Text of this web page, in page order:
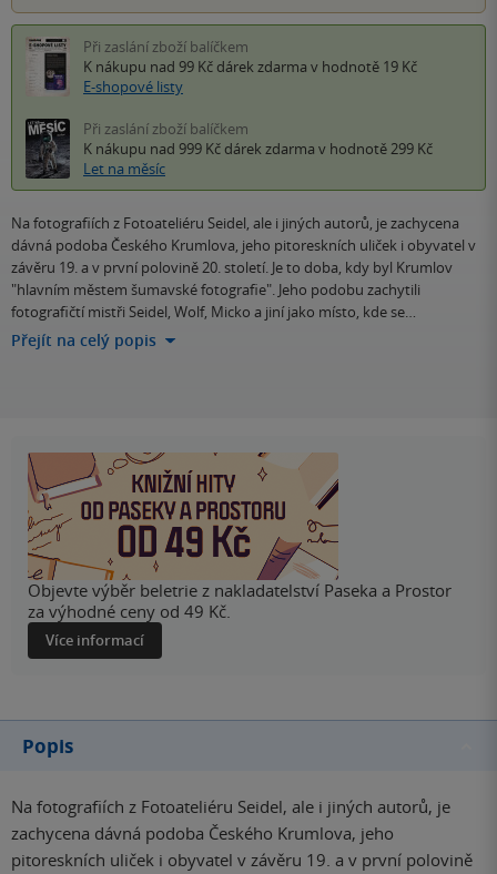
Při zaslání zboží balíčkem
K nákupu nad 99 Kč dárek zdarma v hodnotě 19 Kč
E-shopové listy
Při zaslání zboží balíčkem
K nákupu nad 999 Kč dárek zdarma v hodnotě 299 Kč
Let na měsíc
Na fotografiích z Fotoateliéru Seidel, ale i jiných autorů, je zachycena
dávná podoba Českého Krumlova, jeho pitoreskních uliček i obyvatel v
závěru 19. a v první polovině 20. století. Je to doba, kdy byl Krumlov
"hlavním městem šumavské fotografie". Jeho podobu zachytili
fotografičtí mistři Seidel, Wolf, Micko a jiní jako místo, kde se…
Přejít na celý popis
Objevte výběr beletrie z nakladatelství Paseka a Prostor
za výhodné ceny od 49 Kč.
Více informací
Popis
Na fotografiích z Fotoateliéru Seidel, ale i jiných autorů, je
zachycena dávná podoba Českého Krumlova, jeho
pitoreskních uliček i obyvatel v závěru 19. a v první polovině